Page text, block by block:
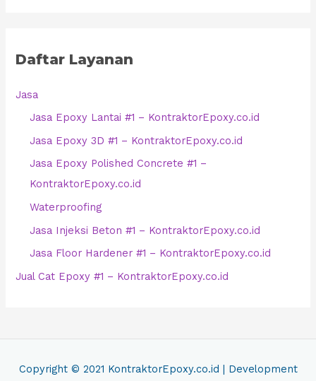
Daftar Layanan
Jasa
Jasa Epoxy Lantai #1 – KontraktorEpoxy.co.id
Jasa Epoxy 3D #1 – KontraktorEpoxy.co.id
Jasa Epoxy Polished Concrete #1 –
KontraktorEpoxy.co.id
Waterproofing
Jasa Injeksi Beton #1 – KontraktorEpoxy.co.id
Jasa Floor Hardener #1 – KontraktorEpoxy.co.id
Jual Cat Epoxy #1 – KontraktorEpoxy.co.id
Copyright © 2021 KontraktorEpoxy.co.id | Development